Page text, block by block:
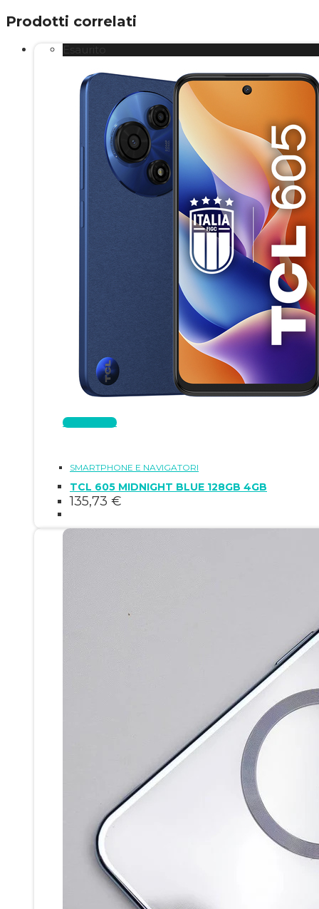
Prodotti correlati
Esaurito
Leggi tutto
SMARTPHONE E NAVIGATORI
TCL 605 MIDNIGHT BLUE 128GB 4GB
135,73 €